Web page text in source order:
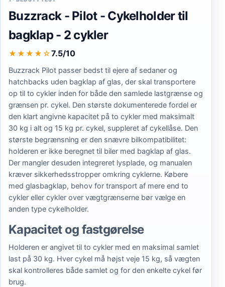
Buzzrack - Pilot - Cykelholder til
bagklap - 2 cykler
★★★★ ☆7.5/10
Buzzrack Pilot passer bedst til ejere af sedaner og
hatchbacks uden bagklap af glas, der skal transportere
op til to cykler inden for både den samlede lastgrænse og
grænsen pr. cykel. Den største dokumenterede fordel er
den klart angivne kapacitet på to cykler med maksimalt
30 kg i alt og 15 kg pr. cykel, suppleret af cykellåse. Den
største begrænsning er den snævre bilkompatibilitet:
holderen er ikke beregnet til biler med bagklap af glas.
Der mangler desuden integreret lysplade, og manualen
kræver sikkerhedsstropper omkring cyklerne. Købere
med glasbagklap, behov for transport af mere end to
cykler eller cykler over vægtgrænserne bør vælge en
anden type cykelholder.
Kapacitet og fastgørelse
Holderen er angivet til to cykler med en maksimal samlet
last på 30 kg. Hver cykel må højst veje 15 kg, så vægten
skal kontrolleres både samlet og for den enkelte cykel før
brug.